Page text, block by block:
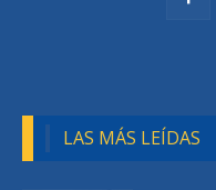
LAS MÁS LEÍDAS